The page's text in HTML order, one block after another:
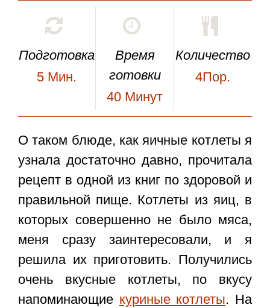
Подготовка
5 Мин.
Время
готовки
40 Минут
Количество
4Пор.
О таком блюде, какяичные котлеты я
узнала достаточно давно, прочитала
рецепт в одной из книг по здоровой и
правильной пище. Котлеты из яиц, в
которых совершенно не было мяса,
меня сразу заинтересовали, и я
решила их приготовить. Получились
очень вкусные котлеты, по вкусу
напоминающие куриные котлеты. На